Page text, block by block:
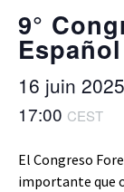
9°
Español
16 juin 2025
17:00 CEST
El Congreso
importante que